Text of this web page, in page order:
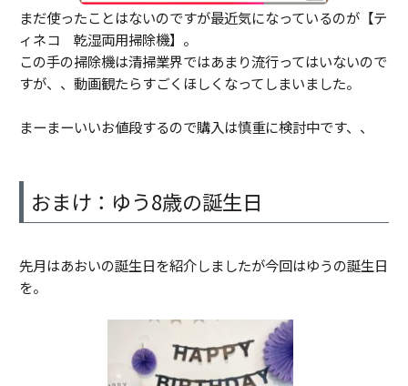
まだ使ったことはないのですが最近気になっているのが【テ
ィネコ 乾湿両用掃除機】。
この手の掃除機は清掃業界ではあまり流行ってはいないので
すが、、動画観たらすごくほしくなってしまいました。
まーまーいいお値段するので購入は慎重に検討中です、、
おまけ：ゆう8歳の誕生日
先月はあおいの誕生日を紹介しましたが今回はゆうの誕生日
を。